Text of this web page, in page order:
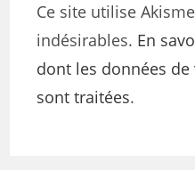
Ce site utilise
indésirables. En
dont les données
sont traitées.